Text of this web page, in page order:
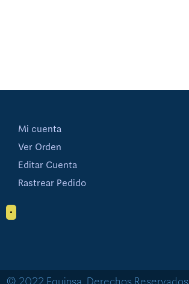
Mi cuenta
Ver Orden
Editar Cuenta
Rastrear Pedido
•